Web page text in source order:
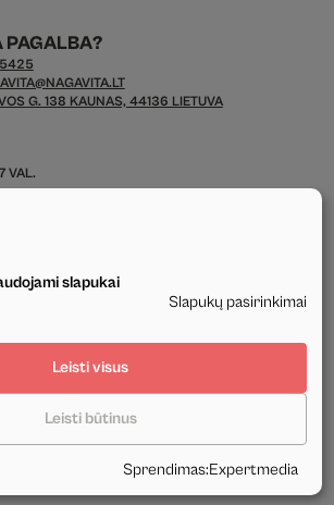
PAGALBA?
G. 138 KAUNAS, 44136 LIETUVA
VAL.
turinys priklauso UAB Nagavita ir negali būti
slapukai
Slapukų pasirinkimai
Leisti būtinus
Leisti visus
Sprendimas:Expertmedia